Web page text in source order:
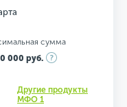
сумма
000 руб.
Другие продукты
МФО 1